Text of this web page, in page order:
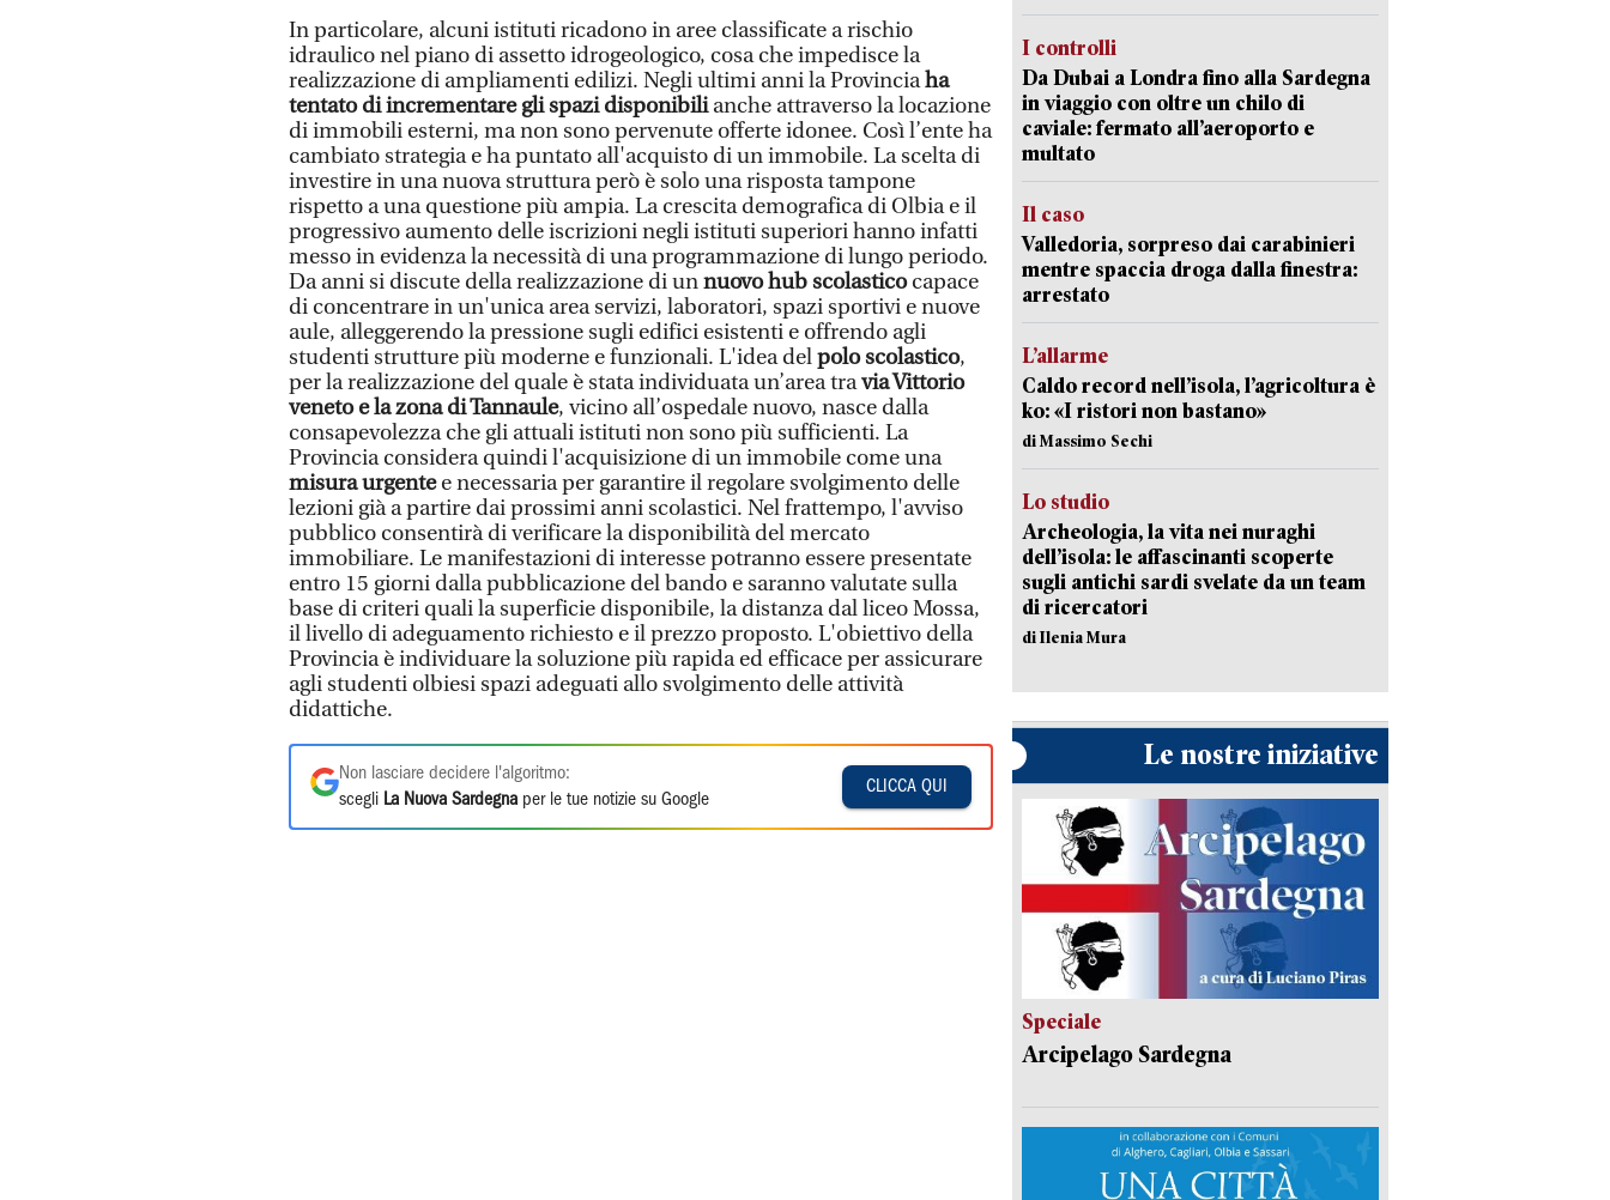
In particolare, alcuni istituti ricadono in aree classificate a rischio
idraulico nel piano di assetto idrogeologico, cosa che impedisce la
realizzazione di ampliamenti edilizi. Negli ultimi anni la Provinciaha
tentato di incrementare gli spazi disponibilianche attraverso la locazione
di immobili esterni, ma non sono pervenute offerte idonee. Così l’ente ha
cambiato strategia e ha puntato all'acquisto di un immobile. La scelta di
investire in una nuova struttura però è solo una risposta tampone
rispetto a una questione più ampia. La crescita demografica di Olbia e il
progressivo aumento delle iscrizioni negli istituti superiori hanno infatti
messo in evidenza la necessità di una programmazione di lungo periodo.
Da anni si discute della realizzazione di unnuovo hub scolasticocapace
di concentrare in un'unica area servizi, laboratori, spazi sportivi e nuove
aule, alleggerendo la pressione sugli edifici esistenti e offrendo agli
studenti strutture più moderne e funzionali. L'idea delpolo scolastico,
per la realizzazione del quale è stata individuata un’area travia Vittorio
veneto e la zona di Tannaule, vicino all’ospedale nuovo, nasce dalla
consapevolezza che gli attuali istituti non sono più sufficienti. La
Provincia considera quindi l'acquisizione di un immobile come una
misura urgentee necessaria per garantire il regolare svolgimento delle
lezioni già a partire dai prossimi anni scolastici. Nel frattempo, l'avviso
pubblico consentirà di verificare la disponibilità del mercato
immobiliare. Le manifestazioni di interesse potranno essere presentate
entro 15 giorni dalla pubblicazione del bando e saranno valutate sulla
base di criteri quali la superficie disponibile, la distanza dal liceo Mossa,
il livello di adeguamento richiesto e il prezzo proposto. L'obiettivo della
Provincia è individuare la soluzione più rapida ed efficace per assicurare
agli studenti olbiesi spazi adeguati allo svolgimento delle attività
didattiche.
Non lasciare decidere l'algoritmo:
scegli La Nuova Sardegna per le tue notizie su Google
CLICCA QUI
I controlli
Da Dubai a Londra fino alla Sardegna
in viaggio con oltre un chilo di
caviale: fermato all’aeroporto e
multato
Il caso
Valledoria, sorpreso dai carabinieri
mentre spaccia droga dalla finestra:
arrestato
L’allarme
Caldo record nell’isola, l’agricoltura è
ko: «I ristori non bastano»
di Massimo Sechi
Lo studio
Archeologia, la vita nei nuraghi
dell’isola: le affascinanti scoperte
sugli antichi sardi svelate da un team
di ricercatori
di Ilenia Mura
Le nostre iniziative
Speciale
Arcipelago Sardegna